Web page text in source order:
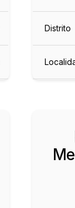
Distrito